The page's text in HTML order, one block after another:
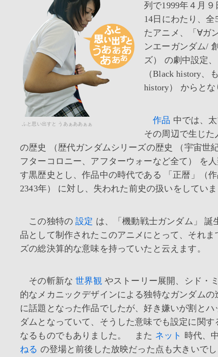
ふと思い出すと うあぁああぁぁ
列で1999年４月９
14日にわたり、
たアニメ、「∀ガ
ンエーガンダム/
ズ） の劇中設定
（Black history、
history） からと
作品 中では、
その周辺で生じ
の歴史 （歴代ガンダムシリーズの歴史 （宇宙世
フターコロニー、アフターウォーなど全て） を
す黒歴史とし、作品中の時代である 「正暦」（
2343年） に対し、失われた前史の扱いをしてい
この独特の設定 は、「機動戦士ガンダム」 誕
品として制作されたこのアニメにとって、それま
ズの総決算的な意味を持っていたと云えます。
その斬新な世界観やストーリー展開、シド・
的なメカニックデザインによる独特なガンダムの
に話題となった作品でしたが、好き嫌いが割とハ
ダムとなっていて、そうした意味でも設定に関す
なるものでもありました。 また ネット 時代、
ねる の登場と前後した放映だった点も大きいで